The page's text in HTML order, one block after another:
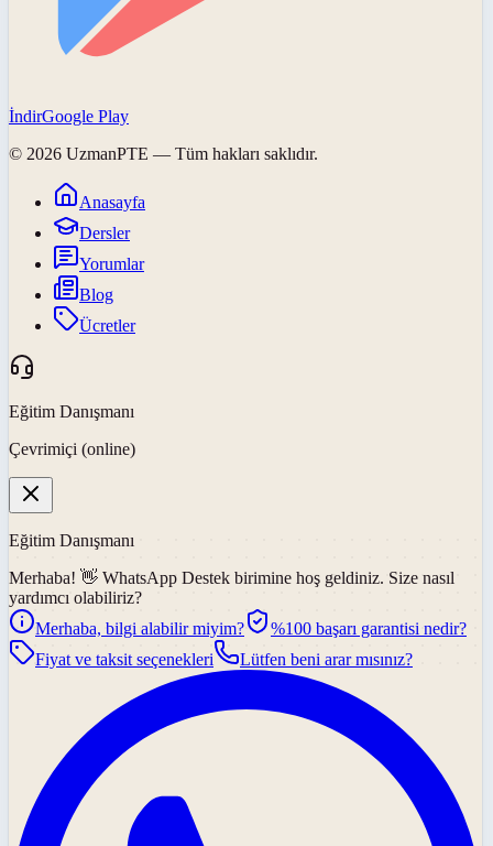
İndirGoogle Play
© 2026 UzmanPTE — Tüm hakları saklıdır.
Anasayfa
Dersler
Yorumlar
Blog
Ücretler
Eğitim Danışmanı
Çevrimiçi (online)
Eğitim Danışmanı
Merhaba! 👋 WhatsApp Destek birimine hoş geldiniz. Size nasıl
yardımcı olabiliriz?
Merhaba, bilgi alabilir miyim?
%100 başarı garantisi nedir?
Fiyat ve taksit seçenekleri
Lütfen beni arar mısınız?